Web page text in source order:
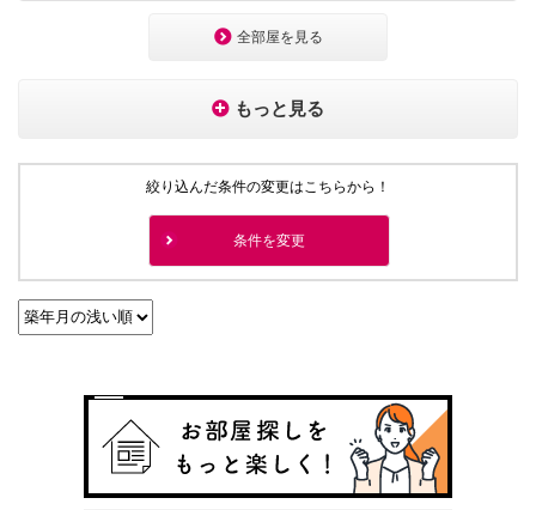
全部屋を見る
もっと見る
絞り込んだ条件の変更はこちらから！
条件を変更